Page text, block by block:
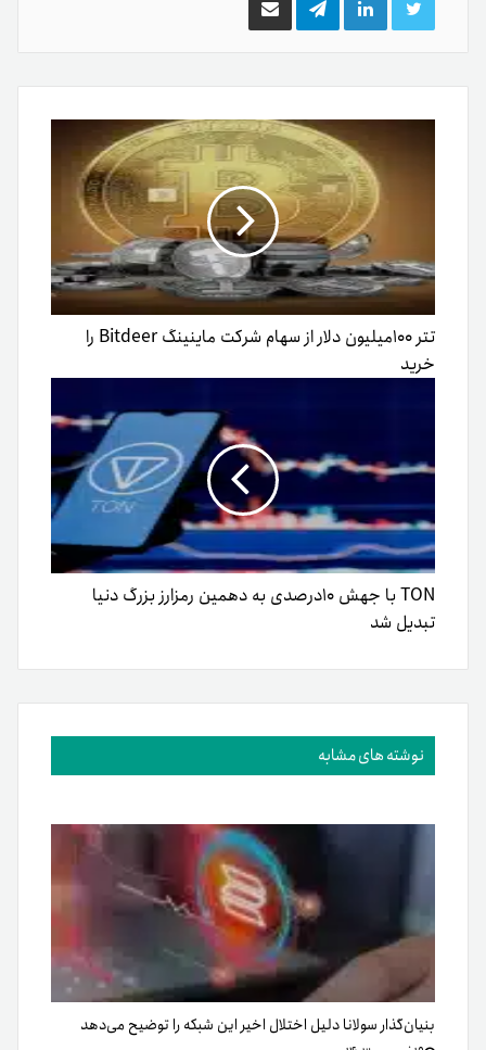
توییتر لینکدینتلگرام اشتراک
گذاری
ایمیل
تتر ۱۰۰میلیون دلار از سهام شرکت ماینینگ Bitdeer را
خرید
TON با جهش ۱۰درصدی به دهمین رمزارز بزرگ دنیا
تبدیل شد
نوشته های مشابه
بنیان‌گذار سولانا دلیل اختلال اخیر این شبکه را توضیح می‌دهد